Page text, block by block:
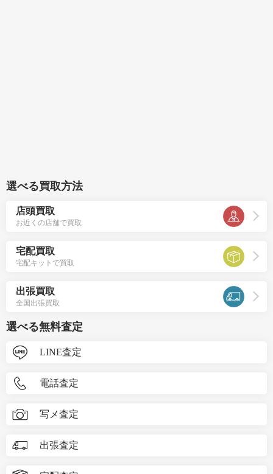
選べる買取方法
店頭買取
お近くの店舗で買取
宅配買取
宅配キットで買取
出張買取
全国出張買取
選べる無料査定
LINE査定
電話査定
写メ査定
出張査定